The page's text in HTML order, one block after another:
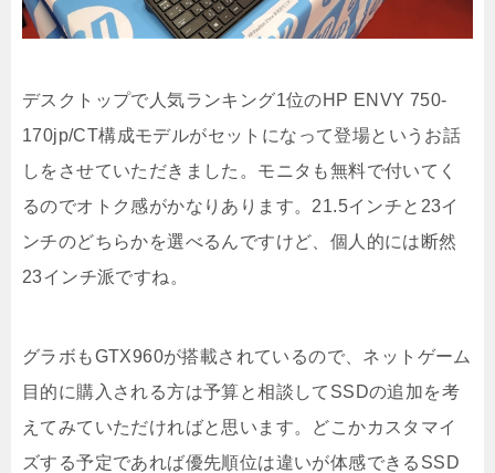
デスクトップで人気ランキング1位のHP ENVY 750-
170jp/CT構成モデルがセットになって登場というお話
しをさせていただきました。モニタも無料で付いてく
るのでオトク感がかなりあります。21.5インチと23イ
ンチのどちらかを選べるんですけど、個人的には断然
23インチ派ですね。
グラボもGTX960が搭載されているので、ネットゲーム
目的に購入される方は予算と相談してSSDの追加を考
えてみていただければと思います。どこかカスタマイ
ズする予定であれば優先順位は違いが体感できるSSD